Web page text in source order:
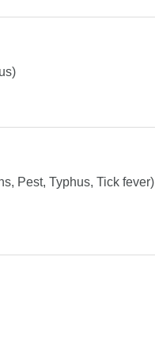
Pest, Typhus, Tick fever)